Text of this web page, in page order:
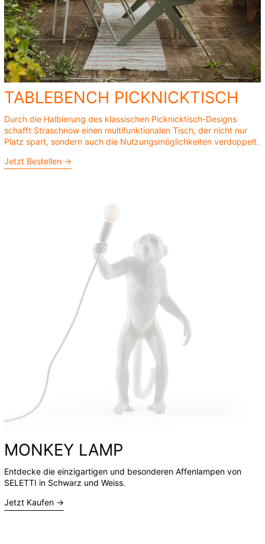
TABLEBENCH PICKNICKTISCH
Durch die Halbierung des klassischen Picknicktisch-Designs
schafft Straschnow einen multifunktionalen Tisch, der nicht nur
Platz spart, sondern auch die Nutzungsmöglichkeiten verdoppelt.
Jetzt Bestellen →
MONKEY LAMP
Entdecke die einzigartigen und besonderen Affenlampen von
SELETTI in Schwarz und Weiss.
Jetzt Kaufen →